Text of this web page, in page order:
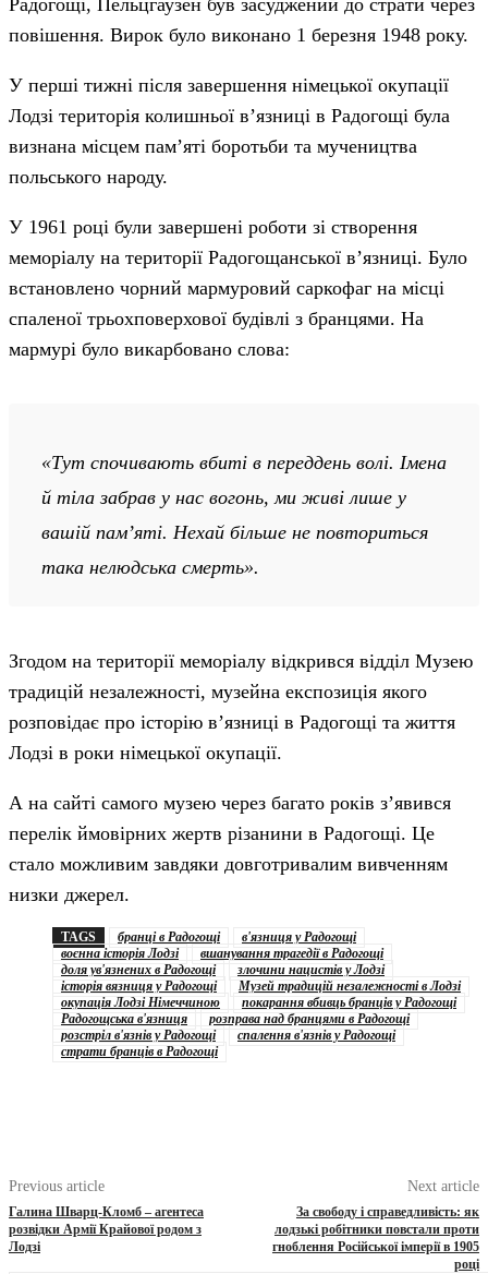
Радогощі, Пельцгаузен був засуджений до страти через
повішення. Вирок було виконано 1 березня 1948 року.
У перші тижні після завершення німецької окупації
Лодзі територія колишньої в’язниці в Радогощі була
визнана місцем пам’яті боротьби та мучеництва
польського народу.
У 1961 році були завершені роботи зі створення
меморіалу на території Радогощанської в’язниці. Було
встановлено чорний мармуровий саркофаг на місці
спаленої трьохповерхової будівлі з бранцями. На
мармурі було викарбовано слова:
«Тут спочивають вбиті в переддень волі. Імена
й тіла забрав у нас вогонь, ми живі лише у
вашій пам’яті. Нехай більше не повториться
така нелюдська смерть».
Згодом на території меморіалу відкрився відділ Музею
традицій незалежності, музейна експозиція якого
розповідає про історію в’язниці в Радогощі та життя
Лодзі в роки німецької окупації.
А на сайті самого музею через багато років з’явився
перелік ймовірних жертв різанини в Радогощі. Це
стало можливим завдяки довготривалим вивченням
низки джерел.
TAGS бранці в Радогощі
в'язниця у Радогощі
воєнна історія Лодзі
вшанування трагедії в Радогощі
доля ув'язнених в Радогощі
злочини нацистів у Лодзі
історія вязниця у Радогощі
Музей традицій незалежності в Лодзі
окупація Лодзі Німеччиною
покарання вбивць бранців у Радогощі
Радогощська в'язниця
розправа над бранцями в Радогощі
розстріл в'язнів у Радогощі
спалення в'язнів у Радогощі
страти бранців в Радогощі
Previous article
Галина Шварц-Кломб – агентеса
розвідки Армії Крайової родом з
Лодзі
Next article
За свободу і справедливість: як
лодзькі робітники повстали проти
гноблення Російської імперії в 1905
році